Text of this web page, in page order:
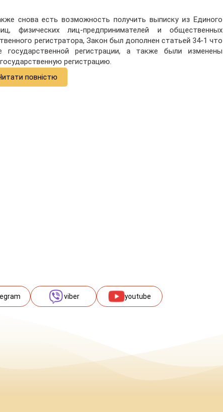
снова есть возможность получить выписку из Единого
физических лиц-предпринимателей и общественных
регистратора, Закон был дополнен статьей 34-1 что
регистрации, а также были изменены
регистрацию.
повністю
viber youtube